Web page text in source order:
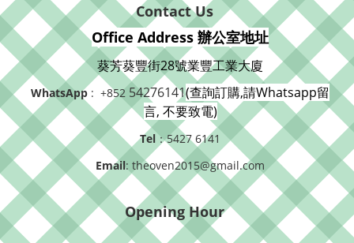
Contact Us
Office Address 辦公室地址
葵芳葵豐街28號業豐工業大廈
WhatsApp : +852 54276141(查詢訂購,請Whatsapp留
言, 不要致電)
Tel：5427 6141
Email: theoven2015@gmail.com
Opening Hour